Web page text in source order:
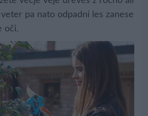
pa nato odpadni les zanese
oči.